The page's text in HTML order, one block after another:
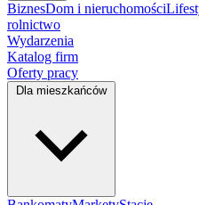
BiznesDom i nieruchomości
rolnictwo
Wydarzenia
Katalog firm
Oferty pracy
Dla mieszkańców